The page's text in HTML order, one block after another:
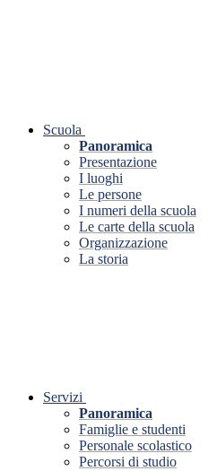
Scuola
Panoramica
Presentazione
I luoghi
Le persone
I numeri della scuola
Le carte della scuola
Organizzazione
La storia
Servizi
Panoramica
Famiglie e studenti
Personale scolastico
Percorsi di studio